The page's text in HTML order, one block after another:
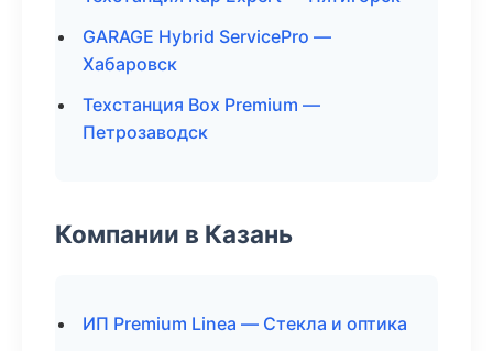
GARAGE Hybrid ServicePro —
Хабаровск
Техстанция Box Premium —
Петрозаводск
Компании в Казань
ИП Premium Linea — Стекла и оптика